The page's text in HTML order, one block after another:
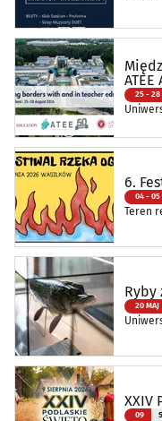
25 - 28
6.
04 - 05
Teren
Ryby
20 MAJ
XXIV
09